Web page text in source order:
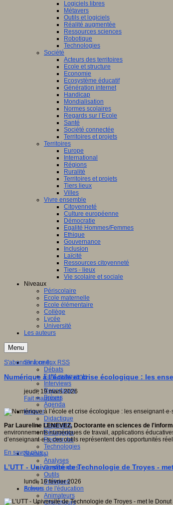
Logiciels libres
Métavers
Outils et logiciels
Réalité augmentée
Ressources sciences
Robotique
Technologies
Société
Acteurs des territoires
Ecole et structure
Economie
Ecosystème éducatif
Génération internet
Handicap
Mondialisation
Normes scolaires
Regards sur l’Ecole
Santé
Société connectée
Territoires et projets
Territoires
Europe
International
Régions
Ruralité
Territoires et projets
Tiers lieux
Villes
Vivre ensemble
Citoyenneté
Culture européenne
Démocratie
Egalité Hommes/Femmes
Ethique
Gouvernance
Inclusion
Laïcité
Ressources citoyenneté
Tiers - lieux
Vie scolaire et sociale
Niveaux
Périscolaire
Ecole maternelle
Ecole élémentaire
Collège
Lycée
Université
Les auteurs
Menu
S'informer
Débats
Faits marquants
Interviews
Reportages
Brèves
Agenda
Innover
Didactique
Dispositifs
Pédagogie
Recherche
Technologies
Savoir(s)
Analyses
Conférences
Outils
Pratiques
Acteurs de l'éducation
Animateurs
Chercheurs
S'abonner à ce flux RSS
Numérique à l’école et crise écologique : les
jeudi, 19 mars 2026
Fait marquant
Par Laureline LENEVEZ, Doctorante en sciences de
environnements numériques de travail, applications
d’enseignant·e·s, ces outils représentent des opportunités
En savoir plus...
L’UTT - Université de Technologie de Troyes -
lundi, 16 février 2026
Brèves